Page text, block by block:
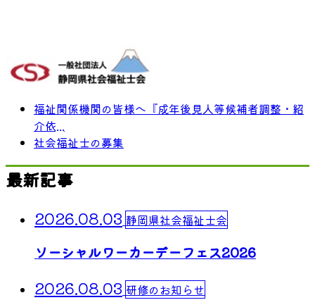
福祉関係機関の皆様へ『成年後見人等候補者調整・紹
介依...
社会福祉士の募集
最新記事
2026.08.03 静岡県社会福祉士会
ソーシャルワーカーデーフェス2026
2026.08.03 研修のお知らせ